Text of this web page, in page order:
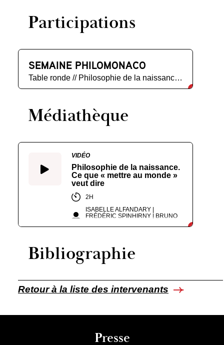
Participations
SEMAINE PHILOMONACO
Table ronde // Philosophie de la naissance. Ce que « mettre au monde » veut dire.
Médiathèque
VIDÉO
Philosophie de la naissance.
Ce que « mettre au monde »
veut dire
2H
ISABELLE ALFANDARY |
FRÉDÉRIC SPINHIRNY | BRUNO
Bibliographie
Retour à la liste des intervenants
Presse